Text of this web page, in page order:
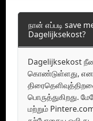
நான் எப்படி save
Dagelijksekost?
Dagelijksekost
கொண்டுள்ளது,
பொருத்துகிறது.
மற்றும்